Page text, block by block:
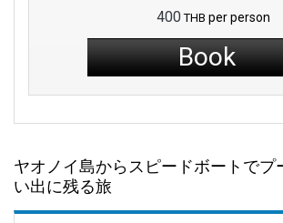
400 THB per person
Book
ヤオノイ島からスピードボートでプ
い出に残る旅